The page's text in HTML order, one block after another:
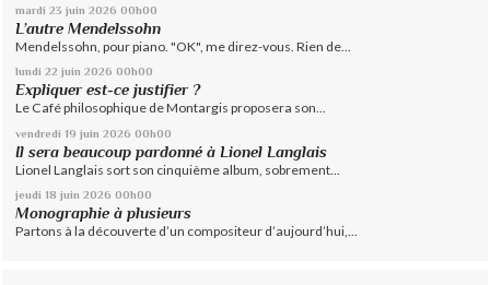
mardi 23 juin 2026 00h00
L’autre Mendelssohn
Mendelssohn, pour piano. "OK", me direz-vous. Rien de...
lundi 22 juin 2026 00h00
Expliquer est-ce justifier ?
Le Café philosophique de Montargis proposera son...
vendredi 19 juin 2026 00h00
Il sera beaucoup pardonné à Lionel Langlais
Lionel Langlais sort son cinquième album, sobrement...
jeudi 18 juin 2026 00h00
Monographie à plusieurs
Partons à la découverte d’un compositeur d’aujourd’hui,...